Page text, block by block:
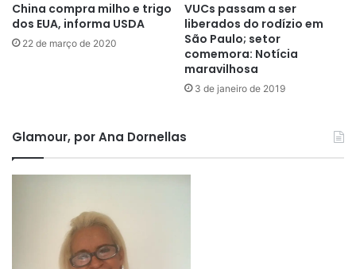
China compra milho e trigo
dos EUA, informa USDA
22 de março de 2020
VUCs passam a ser
liberados do rodízio em
São Paulo; setor
comemora: Notícia
maravilhosa
3 de janeiro de 2019
Glamour, por Ana Dornellas